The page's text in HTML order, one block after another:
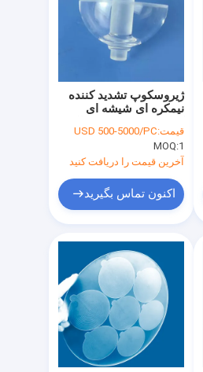
ژیروسکوپ تشدید کننده
نیمکره ای شیشه ای
قیمت:USD 500-5000/PC
MOQ:1
آخرین قیمت را دریافت کنید
اکنون تماس بگیرید